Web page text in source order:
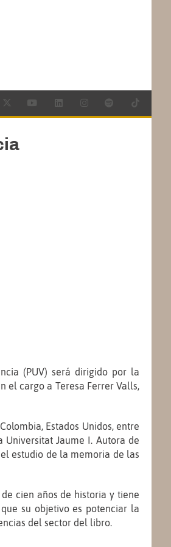
(PUV) será dirigido por la
el cargo a Teresa Ferrer Valls,
Estados Unidos, entre
Jaume I. Autora de
estudio de la memoria de las
cien años de historia y tiene
su objetivo es potenciar la
del sector del libro.